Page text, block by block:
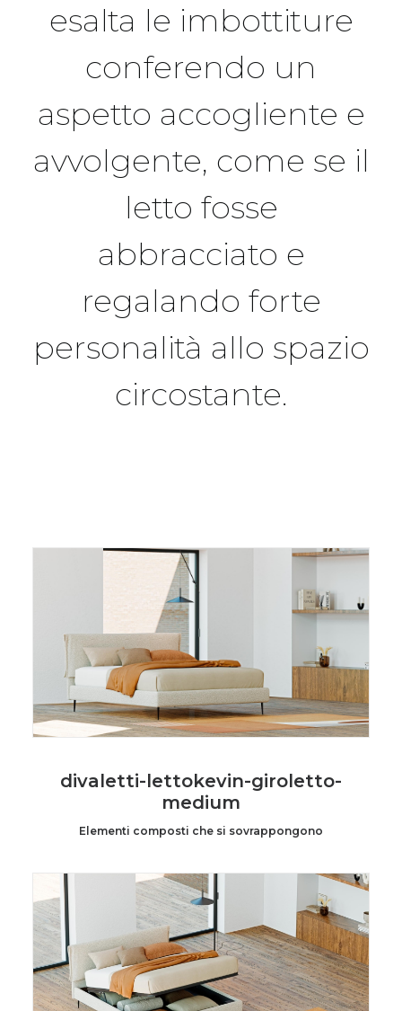
esalta le imbottiture
conferendo un
aspetto accogliente e
avvolgente, come se il
letto fosse
abbracciato e
regalando forte
personalità allo spazio
circostante.
divaletti-lettokevin-giroletto-
medium
Elementi composti che si sovrappongono